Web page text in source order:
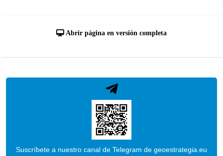
Abrir página en versión completa
Suscríbete a nuestro canal de Telegram de geoestrategia.eu